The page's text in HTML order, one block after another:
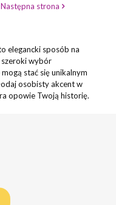
Następna strona
elegancki sposób na
wybór
stać się unikalnym
osobisty akcent w
opowie Twoją historię.